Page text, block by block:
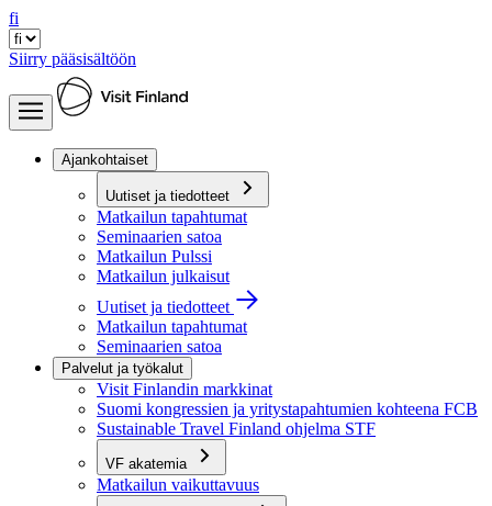
fi
Siirry pääsisältöön
Ajankohtaiset
Uutiset ja tiedotteet
Matkailun tapahtumat
Seminaarien satoa
Matkailun Pulssi
Matkailun julkaisut
Uutiset ja tiedotteet
Matkailun tapahtumat
Seminaarien satoa
Palvelut ja työkalut
Visit Finlandin markkinat
Suomi kongressien ja yritystapahtumien kohteena FCB
Sustainable Travel Finland ohjelma STF
VF akatemia
Matkailun vaikuttavuus